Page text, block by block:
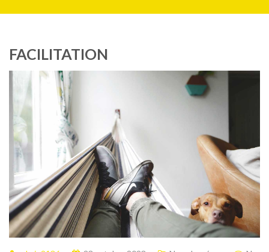
FACILITATION